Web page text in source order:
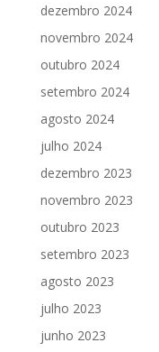
dezembro 2024
novembro 2024
outubro 2024
setembro 2024
agosto 2024
julho 2024
dezembro 2023
novembro 2023
outubro 2023
setembro 2023
agosto 2023
julho 2023
junho 2023